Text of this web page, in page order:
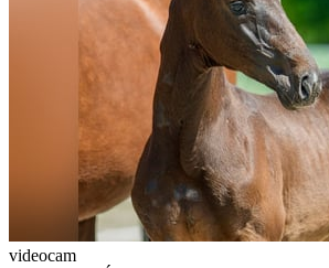
videocam